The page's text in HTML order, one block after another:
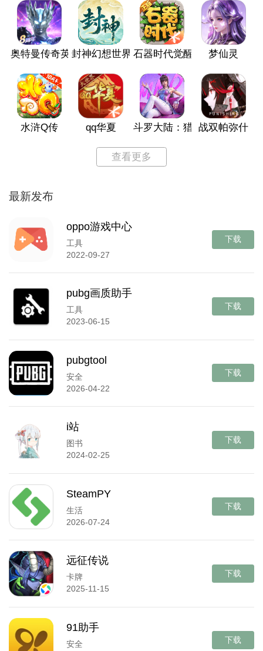
奥特曼传奇英雄封神幻想世界 石器时代觉醒 梦仙灵
水浒Q传 qq华夏 斗罗大陆：猎魂世界战双帕弥什
查看更多
最新发布
oppo游戏中心
工具
2022-09-27
下载
pubg画质助手
工具
2023-06-15
下载
pubgtool
安全
2026-04-22
下载
i站
图书
2024-02-25
下载
SteamPY
生活
2026-07-24
下载
远征传说
卡牌
2025-11-15
下载
91助手
安全
下载